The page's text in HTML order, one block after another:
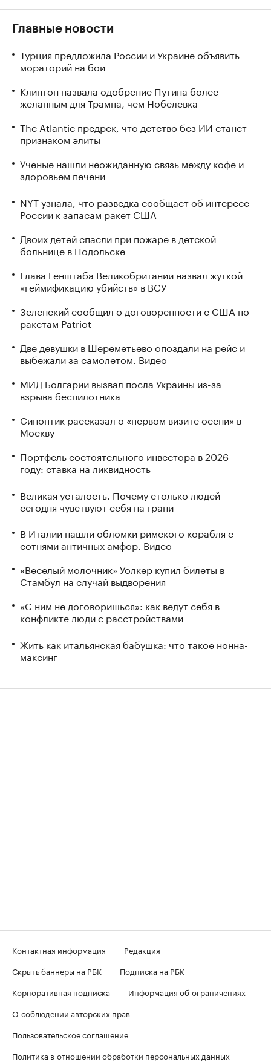
Главные новости
Турция предложила России и Украине объявить
мораторий на бои
Клинтон назвала одобрение Путина более
желанным для Трампа, чем Нобелевка
The Atlantic предрек, что детство без ИИ станет
признаком элиты
Ученые нашли неожиданную связь между кофе и
здоровьем печени
NYT узнала, что разведка сообщает об интересе
России к запасам ракет США
Двоих детей спасли при пожаре в детской
больнице в Подольске
Глава Генштаба Великобритании назвал жуткой
«геймификацию убийств» в ВСУ
Зеленский сообщил о договоренности с США по
ракетам Patriot
Две девушки в Шереметьево опоздали на рейс и
выбежали за самолетом. Видео
МИД Болгарии вызвал посла Украины из-за
взрыва беспилотника
Синоптик рассказал о «первом визите осени» в
Москву
Портфель состоятельного инвестора в 2026
году: ставка на ликвидность
Великая усталость. Почему столько людей
сегодня чувствуют себя на грани
В Италии нашли обломки римского корабля с
сотнями античных амфор. Видео
«Веселый молочник» Уолкер купил билеты в
Стамбул на случай выдворения
«С ним не договоришься»: как ведут себя в
конфликте люди с расстройствами
Жить как итальянская бабушка: что такое нонна-
максинг
Контактная информация
Редакция
Скрыть баннеры на РБК
Подписка на РБК
Корпоративная подписка
Информация об ограничениях
О соблюдении авторских прав
Пользовательское соглашение
Политика в отношении обработки персональных данных